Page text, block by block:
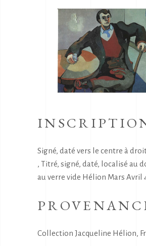
Signé, daté vers le centre à
, Titré, signé, daté, localisé au
au verre vide Hélion Mars Avril
Collection Jacqueline Hélion,